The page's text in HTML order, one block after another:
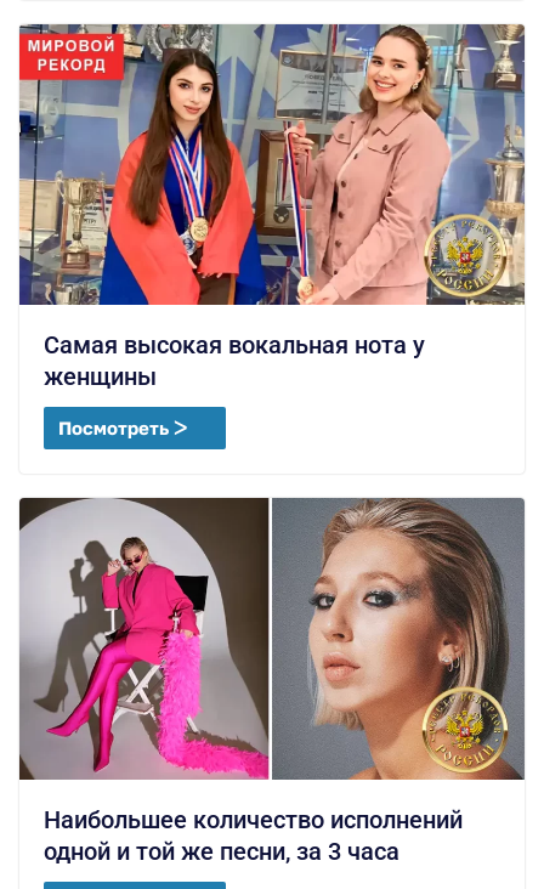
Самая высокая вокальная нота у
женщины
Посмотреть ᐳ
Наибольшее количество исполнений
одной и той же песни, за 3 часа